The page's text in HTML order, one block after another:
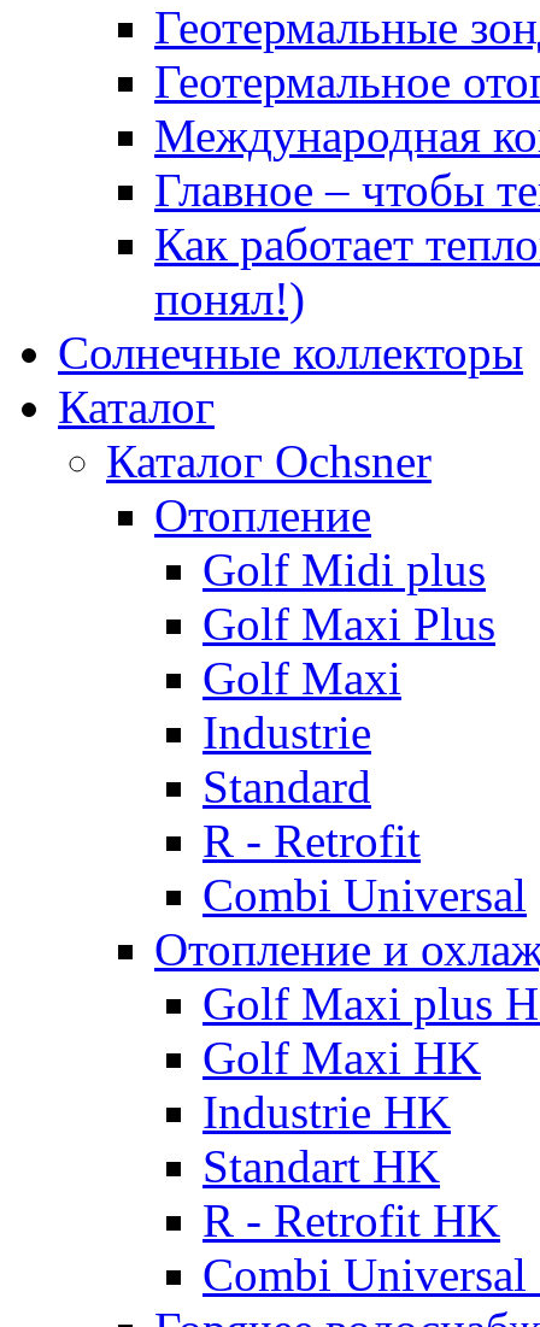
Геотермальные
Геотермальное
Международная
Главное – чтобы
Как работает
понял!)
Солнечные коллекторы
Каталог
Каталог Ochsner
Отопление
Golf Midi plus
Golf Maxi Plus
Golf Maxi
Industrie
Standard
R - Retrofit
Combi Universal
Отопление и
Golf Maxi plus
Golf Maxi HK
Industrie HK
Standart HK
R - Retrofit HK
Combi